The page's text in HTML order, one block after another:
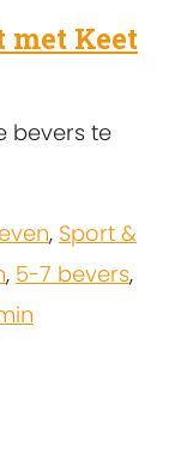
met Keet
bevers te
, Sport &
, 5-7 bevers,